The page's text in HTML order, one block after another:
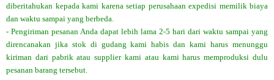
diberitahukan kepada kami karena setiap perusahaan expedisi memilik biaya
dan waktu sampai yang berbeda.
- Pengiriman pesanan Anda dapat lebih lama 2-5 hari dari waktu sampai yang
direncanakan jika stok di gudang kami habis dan kami harus menunggu
kiriman dari pabrik atau supplier kami atau kami harus memproduksi dulu
pesanan barang tersebut.